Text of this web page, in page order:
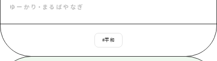
日帰り
半日
観光案内所
広島県を訪れる外国人旅行者向け情報一
ゆーかり・まるばやなぎ
#平和